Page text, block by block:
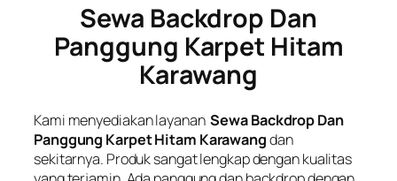
Sewa Backdrop Dan
Panggung Karpet Hitam
Karawang
Kami menyediakan layanan Sewa Backdrop Dan
Panggung Karpet Hitam Karawangdan
sekitarnya. Produk sangat lengkap dengan kualitas